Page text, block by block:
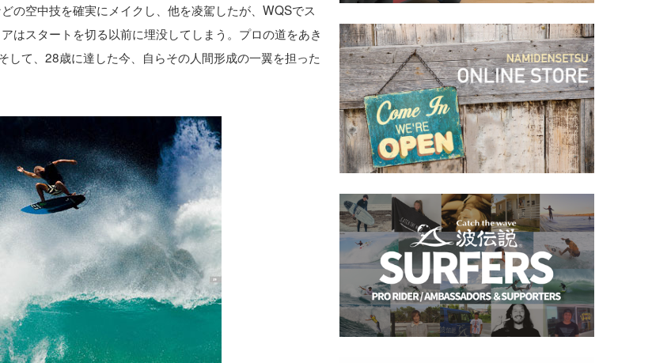
の空中技を確実にメイクし、他を凌駕したが、WQSでス
はスタートを切る以前に埋没してしまう。プロの道をあき
して、28歳に達した今、自らその人間形成の一翼を担った